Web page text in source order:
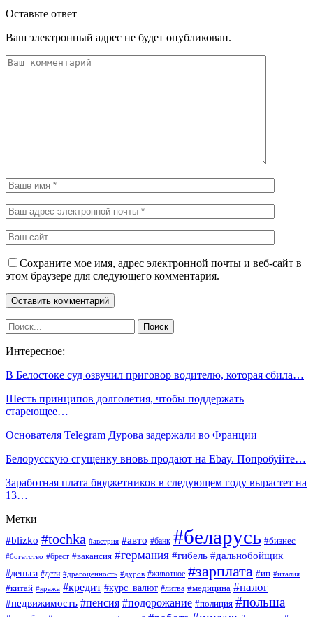
Оставьте ответ
Ваш электронный адрес не будет опубликован.
Сохраните мое имя, адрес электронной почты и веб-сайт в
этом браузере для следующего комментария.
Интересное:
В Белостоке суд озвучил приговор водителю, которая сбила…
Шесть принципов долголетия, чтобы поддержать
стареющее…
Основателя Telegram Дурова задержали во Франции
Белорусскую сгущенку вновь продают на Ebay. Попробуйте…
Заработная плата бюджетников в следующем году вырастет на
13…
Метки
#blizko #tochka #австрия #авто #банк #беларусь #бизнес
#богатство #брест #вакансия #германия #гибель #дальнобойщик
#деньга #дети #драгоценность #дуров #животное #зарплата #ип #италия
#китай #кража #кредит #курс_валют #литва #медицина #налог
#недвижимость #пенсия #подорожание #полиция #польша